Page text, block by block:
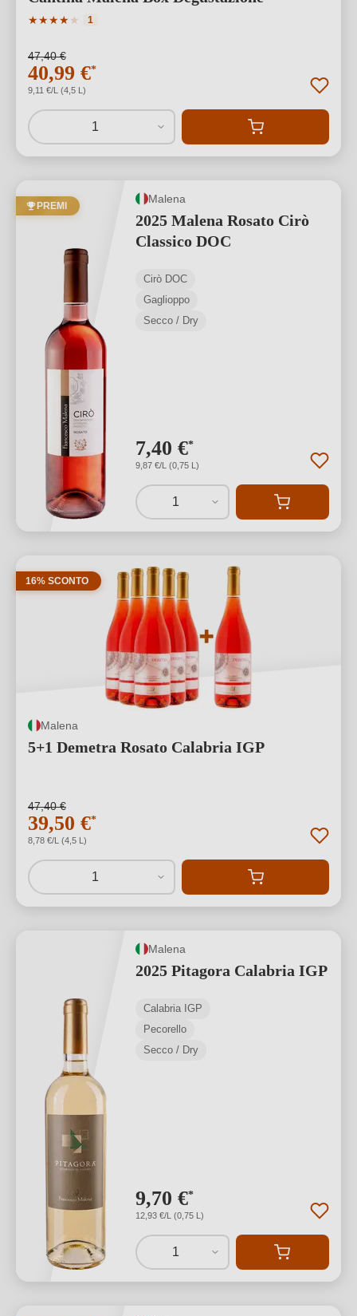
★★★★★
Valutazione media di 4 su 5 stelle
1
47,40 €
40,99 €*
9,11 €/L (4,5 L)
1
PREMI
Malena
2025 Malena Rosato Cirò
Classico DOC
Cirò DOC
Gaglioppo
Secco / Dry
7,40 €*
9,87 €/L (0,75 L)
1
16% SCONTO
Malena
5+1 Demetra Rosato Calabria IGP
47,40 €
39,50 €*
8,78 €/L (4,5 L)
1
Malena
2025 Pitagora Calabria IGP
Calabria IGP
Pecorello
Secco / Dry
9,70 €*
12,93 €/L (0,75 L)
1